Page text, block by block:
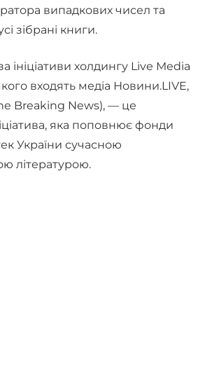
випадкових чисел та
зібрані книги.
ініціативи холдингу Live Media
входять медіа Новини.LIVE,
Breaking News), — це
яка поповнює фонди
України сучасною
літературою.